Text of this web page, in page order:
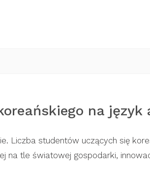
na język
Liczba studentów uczących się
na tle światowej gospodarki,